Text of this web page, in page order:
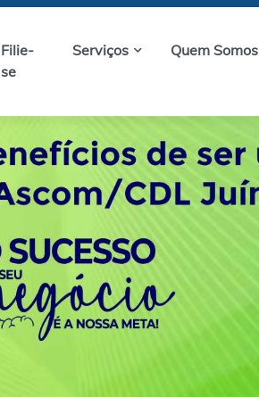
Filie-
se
Serviços Quem Somos